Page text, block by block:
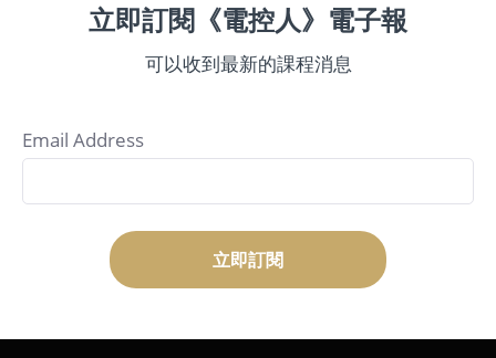
立即訂閱《電控人》電子報
可以收到最新的課程消息
Email Address
立即訂閱